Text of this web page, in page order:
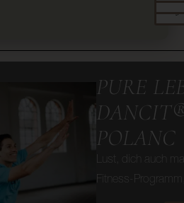
PURE
POLANC
Lust, dich auch
Fitness-